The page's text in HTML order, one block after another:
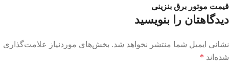
قیمت موتور برق بنزینی
دیدگاهتان را بنویسید
نشانی ایمیل شما منتشر نخواهد شد. بخش‌های موردنیاز علامت‌گذاری
شده‌اند *